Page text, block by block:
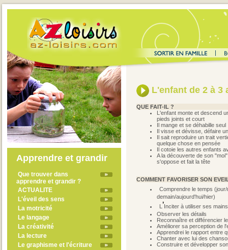
Apprendre et grandir
Que trouver dans
apprendre et grandir ?
ACTUALITE
L'éveil des sens
La motricité
Le langage
La créativité
La lecture
Le graphisme et l'écriture
L'enfant de 2 à 3
QUE FAIT-IL ?
L'enfant monte et descend
pieds joints et court
Il mange et se déhabille seul
Il visse et dévisse, défaire
Il sait reproduire un trait
quelque chose en pensée
Il cotoie les autres enfants
A la découverte de son
s'oppose et fait la tête
COMMENT FAVORISER SON
Comprendre le temps
demain/aujourd'hui/hier)
L 'Inciter à utiliser ses
Observer les détails
Reconnaître et différencier
Améliorer sa perception de
Apprendrei le rapport entre
Chanter avec lui des
Construire et développer